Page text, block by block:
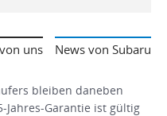
News von Subaru
uns
bleiben daneben
Jahres-Garantie ist gültig